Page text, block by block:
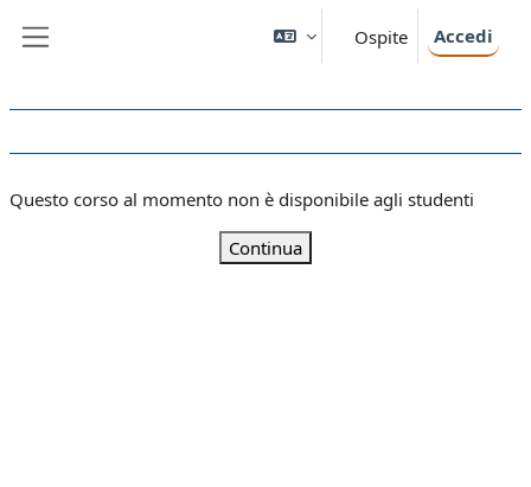
Ospite Accedi
Questo corso al momento non è disponibile agli studenti
Continua